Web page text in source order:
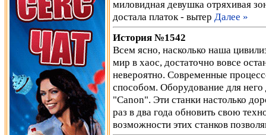
миловидная девушка отряхивая
достала платок - вытер Далее »
История №1542
Всем ясно, насколько наша
мир в хаос, достаточно вовсе
невероятно. Современные
способом. Оборудование для
"Canon". Эти станки настолько
раз в два года обновить свою
возможности этих станков